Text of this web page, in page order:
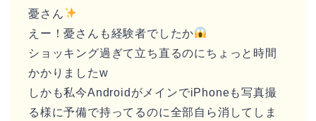
憂さん
えー！憂さんも経験者でしたか
ショッキング過ぎて立ち直るのにちょっと時間
かかりましたw
しかも私今AndroidがメインでiPhoneも写真撮
る様に予備で持ってるのに全部自ら消してしま